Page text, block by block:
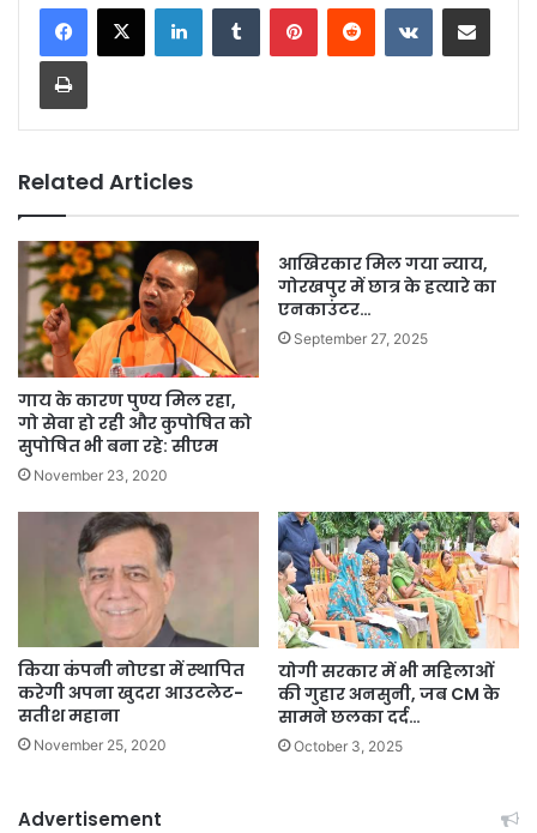
LinkedInTumblr PinterestReddit VKontakteShare via Email
Print
Related Articles
गाय के कारण पुण्य मिल रहा,
गो सेवा हो रही और कुपोषित को
सुपोषित भी बना रहे: सीएम
November 23, 2020
आखिरकार मिल गया न्याय,
गोरखपुर में छात्र के हत्यारे का
एनकाउंटर…
September 27, 2025
किया कंपनी नोएडा में स्थापित
करेगी अपना खुदरा आउटलेट-
सतीश महाना
November 25, 2020
योगी सरकार में भी महिलाओं
की गुहार अनसुनी, जब CM के
सामने छलका दर्द…
October 3, 2025
Advertisement